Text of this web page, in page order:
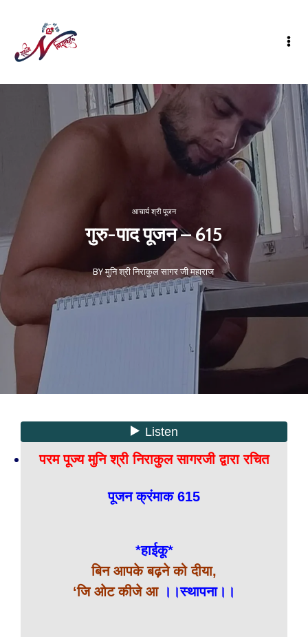
आचार्य श्री पूजन
गुरु-पाद पूजन – 615
BY मुनि श्री निराकुल सागर जी महाराज
परम पूज्य मुनि श्री निराकुल सागरजी द्वारा रचित
पूजन क्रंमाक 615
*हाईकू*
बिन आपके बढ़ने को दीया,
‘जि ओट कीजे आ ।।स्थापना।।